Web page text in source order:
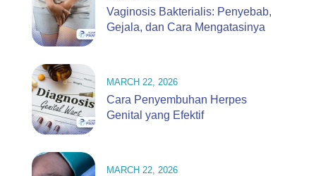
Vaginosis Bakterialis: Penyebab,
Gejala, dan Cara Mengatasinya
MARCH 22, 2026
Cara Penyembuhan Herpes
Genital yang Efektif
MARCH 22, 2026